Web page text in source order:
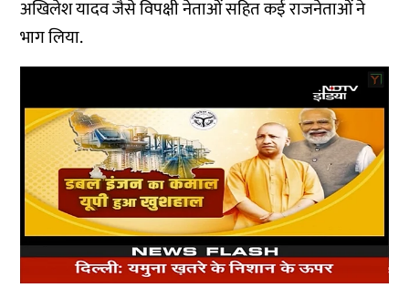
अखिलेश यादव जैसे विपक्षी नेताओं सहित कई राजनेताओं ने
भाग लिया.